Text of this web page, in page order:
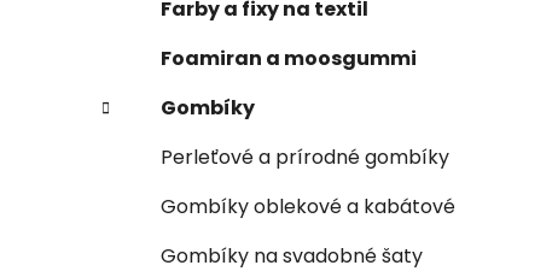
Farby a fixy na textil
Foamiran a moosgummi
Gombíky
Perleťové a prírodné gombíky
Gombíky oblekové a kabátové
Gombíky na svadobné šaty